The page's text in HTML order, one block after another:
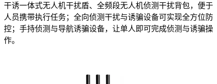
干诱一体式无人机干扰盾、全频段无人机侦测干扰背包，便于
人员携带执行任务；全向侦测干扰与诱骗设备可实现全方位防
控；手持侦测与导航诱骗设备，让单人即可完成侦测与诱骗操
作。